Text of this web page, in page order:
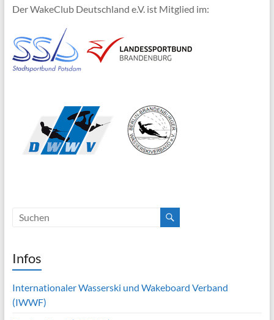
Der WakeClub Deutschland e.V. ist Mitglied im:
Infos
Internationaler Wasserski und Wakeboard Verband
(IWWF)